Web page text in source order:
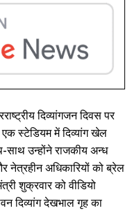
दिव्यांगजन दिवस पर
स्टेडियम में दिव्यांग खेल
साथ उन्होंने राजकीय अन्ध
नेत्रहीन अधिकारियों को ब्रेल
शुक्रवार को वीडियो
दिव्यांग देखभाल गृह का